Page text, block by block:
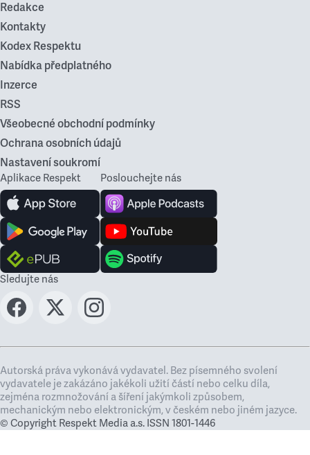
Redakce
Kontakty
Kodex Respektu
Nabídka předplatného
Inzerce
RSS
Všeobecné obchodní podmínky
Ochrana osobních údajů
Nastavení soukromí
Aplikace Respekt Poslouchejte nás
Sledujte nás
Autorská práva vykonává vydavatel. Bez písemného svolení
vydavatele je zakázáno jakékoli užití částí nebo celku díla,
zejména rozmnožování a šíření jakýmkoli způsobem,
mechanickým nebo elektronickým, v českém nebo jiném jazyce.
© Copyright Respekt Media a.s. ISSN 1801-1446